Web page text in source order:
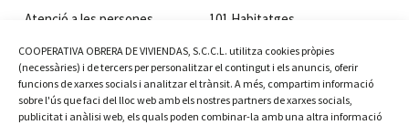
COOPERATIVA OBRERA DE VIVIENDAS, S.C.C.L. utilitza cookies pròpies
(necessàries) i de tercers per personalitzar el contingut i els anuncis, oferir
funcions de xarxes socials i analitzar el trànsit. A més, compartim informació
sobre l'ús que faci del lloc web amb els nostres partners de xarxes socials,
publicitat i anàlisi web, els quals poden combinar-la amb una altra informació
Atenció a les persones
Servei de gestió a comunitats
Cessió i lloguer social de locals
Lloguer comercial
101 Habitatges
Residència Juan Vidal
Tallers cooperativisme
Valor Social Integrat